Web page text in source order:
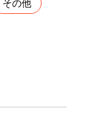
その他